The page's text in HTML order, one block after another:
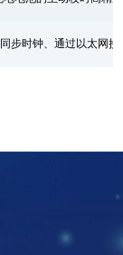
步时钟、通过以太网